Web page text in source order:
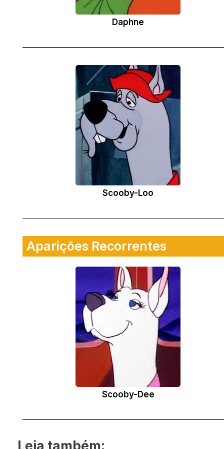
Daphne
Scooby-Loo
Aparições Recorrentes
Scooby-Dee
Leia também: